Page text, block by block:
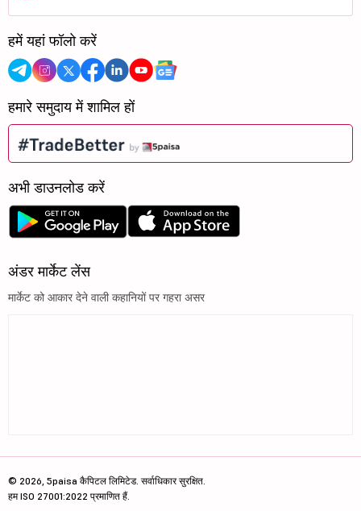
हमें यहां फॉलो करें
हमारे समुदाय में शामिल हों
अभी डाउनलोड करें
अंडर मार्केट लेंस
मार्केट को आकार देने वाली कहानियों पर गहरा असर
© 2026, 5paisa कैपिटल लिमिटेड. सर्वाधिकार सुरक्षित.
हम ISO 27001:2022 प्रमाणित हैं.